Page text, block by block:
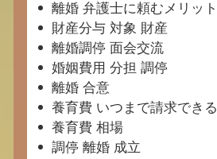
離婚 弁護士に頼むメリット
財産分与 対象 財産
離婚調停 面会交流
婚姻費用 分担 調停
離婚 合意
養育費 いつまで請求できる
養育費 相場
調停 離婚 成立